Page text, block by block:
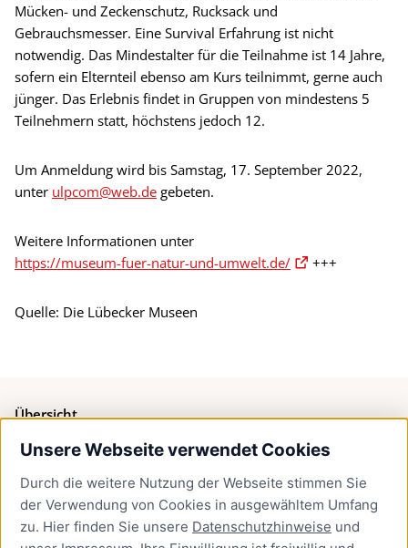
Unsere Webseite verwendet Cookies
Durch die weitere Nutzung der Webseite stimmen Sie
der Verwendung von Cookies in ausgewähltem Umfang
zu. Hier finden Sie unsere Datenschutzhinweise und
Mücken- und Zeckenschutz, Rucksack und
Gebrauchsmesser. Eine Survival Erfahrung ist nicht
notwendig. Das Mindestalter für die Teilnahme ist 14 Jahre,
sofern ein Elternteil ebenso am Kurs teilnimmt, gerne auch
jünger. Das Erlebnis findet in Gruppen von mindestens 5
Teilnehmern statt, höchstens jedoch 12.
Um Anmeldung wird bis Samstag, 17. September 2022,
unter ulpcom@web.de gebeten.
Weitere Informationen unter
https://museum-fuer-natur-und-umwelt.de/
+++
Quelle: Die Lübecker Museen
Übersicht
Bürgerservice
Presse
Newsletter Lübeck:kompakt